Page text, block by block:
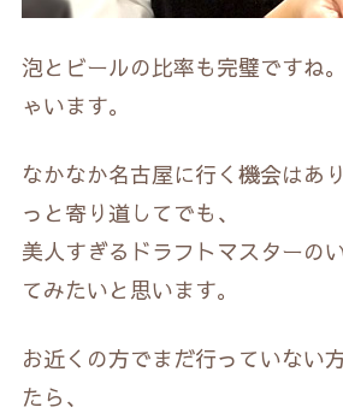
泡とビールの比率も完璧ですね
ゃいます。
なかなか名古屋に行く機会はあ
っと寄り道してでも、
美人すぎるドラフトマスターの
てみたいと思います。
お近くの方でまだ行っていない
たら、